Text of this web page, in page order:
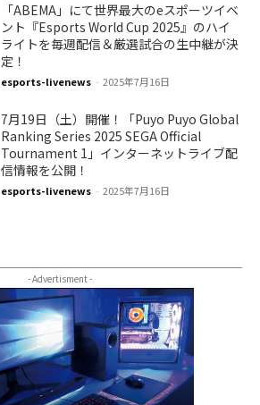
「ABEMA」にて世界最大のeスポーツイベ
ント『Esports World Cup 2025』のハイ
ライトを毎週配信＆厳選試合の生中継が決
定！
esports-livenews - 2025年7月16日
7月19日（土）開催！「Puyo Puyo Global
Ranking Series 2025 SEGA Official
Tournament 1」インターネットライブ配
信情報を公開！
esports-livenews - 2025年7月16日
- Advertisment -